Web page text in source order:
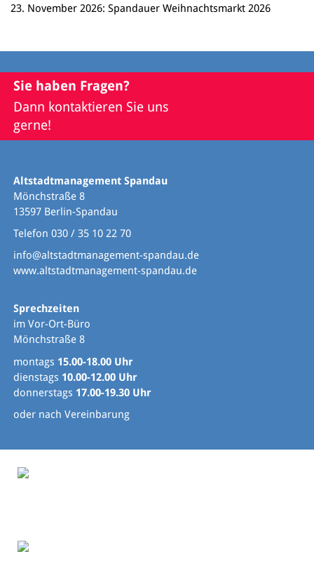
23. November 2026: Spandauer Weihnachtsmarkt 2026
Sie haben Fragen?
Dann kontaktieren Sie uns
gerne!
Altstadtmanagement Spandau
Mönchstraße 8
13597 Berlin-Spandau
Telefon 030 / 35 10 22 70
info@altstadtmanagement-spandau.de
www.altstadtmanagement-spandau.de
Sprechzeiten
im Vor-Ort-Büro
Mönchstraße 8
montags 15.00-18.00 Uhr
dienstags 10.00-12.00 Uhr
donnerstags 17.00-19.30 Uhr
oder nach Vereinbarung